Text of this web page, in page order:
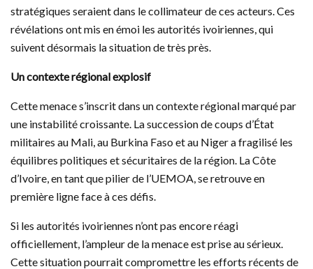
stratégiques seraient dans le collimateur de ces acteurs. Ces
révélations ont mis en émoi les autorités ivoiriennes, qui
suivent désormais la situation de très près.
Un contexte régional explosif
Cette menace s’inscrit dans un contexte régional marqué par
une instabilité croissante. La succession de coups d’État
militaires au Mali, au Burkina Faso et au Niger a fragilisé les
équilibres politiques et sécuritaires de la région. La Côte
d’Ivoire, en tant que pilier de l’UEMOA, se retrouve en
première ligne face à ces défis.
Si les autorités ivoiriennes n’ont pas encore réagi
officiellement, l’ampleur de la menace est prise au sérieux.
Cette situation pourrait compromettre les efforts récents de